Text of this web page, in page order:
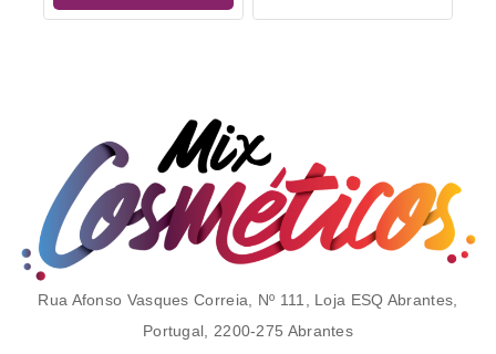
Rua Afonso Vasques Correia, Nº 111, Loja ESQ Abrantes,
Portugal, 2200-275 Abrantes